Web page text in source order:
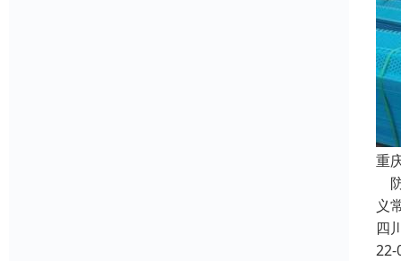
重
义
四
22-